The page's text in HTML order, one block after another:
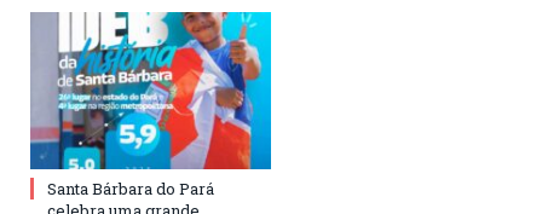
Santa Bárbara do Pará